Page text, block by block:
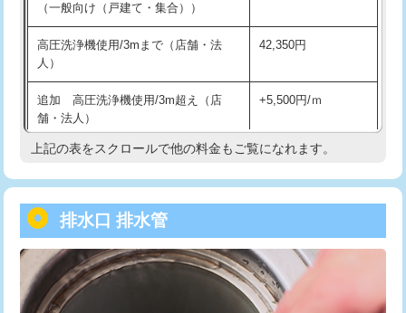
※給水管工事は20mmまでの価格です。
給水管工事※（保温材使用（バンド止
め込み）)
5,500円
給水管工事※（土の掘削・埋め戻し作
業)
11,000円
給水管工事※（塩ビ管（VP・HI）使
用/3ｍまで)
用（追加）/3ｍ超え)
給水管工事※（ライニング鋼管・銅
管・ポリ管・HT管使用/3ｍまで)
44,000円
給水管工事※（ライニング鋼管・銅
+8,800円
（一般向け（戸建て・集合））
高圧洗浄機使用/3mまで（店舗・法
人）
42,350円
追加 高圧洗浄機使用/3m超え（店
舗・法人）
+5,500円/ｍ
高度高圧洗浄換 現地調査
トーラー機使用/3mまで
追加トーラー機使用/3m超え +3,300円
カメラ調査 33,000円
上記の表をスクロールで他の料金もご覧になれます。
排水口 排水管